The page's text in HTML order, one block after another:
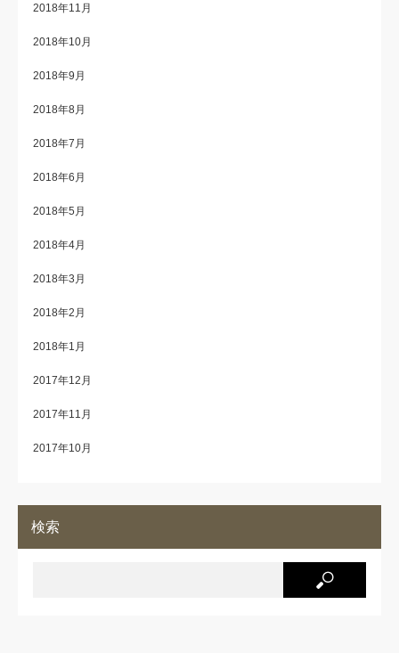
2018年11月
2018年10月
2018年9月
2018年8月
2018年7月
2018年6月
2018年5月
2018年4月
2018年3月
2018年2月
2018年1月
2017年12月
2017年11月
2017年10月
検索